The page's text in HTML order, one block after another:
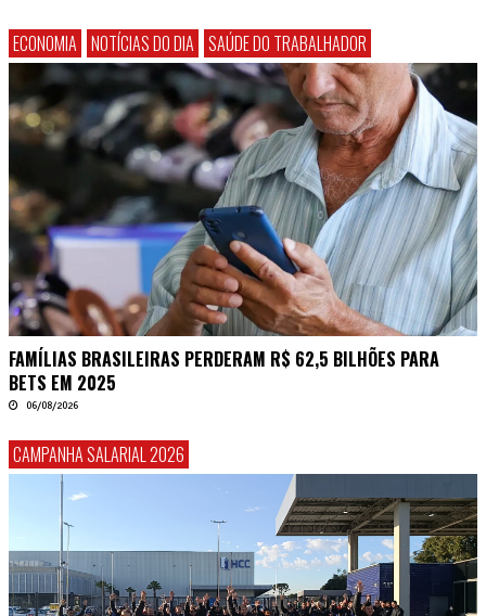
ECONOMIA NOTÍCIAS DO DIA SAÚDE DO TRABALHADOR
FAMÍLIAS BRASILEIRAS PERDERAM R$ 62,5 BILHÕES PARA
BETS EM 2025
06/08/2026
CAMPANHA SALARIAL 2026